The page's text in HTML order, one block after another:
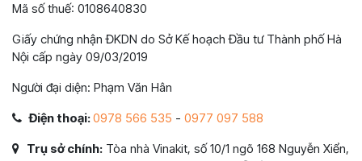
Mã số thuế: 0108640830
Giấy chứng nhận ĐKDN do Sở Kế hoạch Đầu tư Thành phố Hà
Nội cấp ngày 09/03/2019
Người đại diện: Phạm Văn Hân
Điện thoại:0978 566 535 - 0977 097 588
Trụ sở chính: Tòa nhà Vinakit, số 10/1 ngõ 168 Nguyễn Xiển,